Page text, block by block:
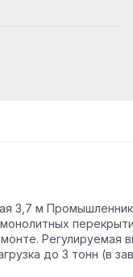
3,7 м
Регулируемая
до 3 тонн (в